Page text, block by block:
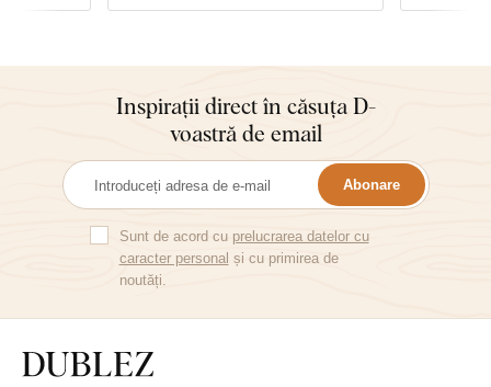
Inspirații direct în căsuța D-
voastră de email
Abonare
Sunt de acord cu prelucrarea datelor cu
caracter personal și cu primirea de
noutăți.